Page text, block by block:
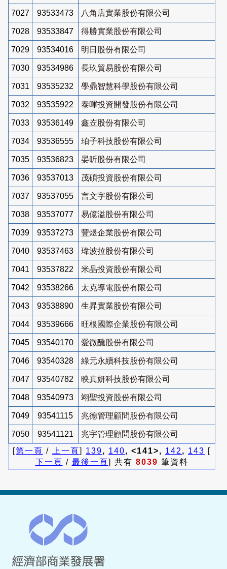
7027 93533473 八角店實業股份有限公司
7028 93533847 得勝實業股份有限公司
7029 93534016 明日股份有限公司
7030 93534986 長玖貿易股份有限公司
7031 93535232 學鼎智慧科學股份有限公司
7032 93535922 泰暉投資開發股份有限公司
7033 93536149 鑫岦股份有限公司
7034 93536555 珀子科技股份有限公司
7035 93536823 晏昕股份有限公司
7036 93537013 茂碩投資股份有限公司
7037 93537055 言文字股份有限公司
7038 93537077 易億溢股份有限公司
7039 93537273 豐煜企業股份有限公司
7040 93537463 瑋波拉股份有限公司
7041 93537822 米晶投資股份有限公司
7042 93538266 太克導電股份有限公司
7043 93538890 生昇實業股份有限公司
7044 93539666 旺根國際企業股份有限公司
7045 93540170 愛微醺股份有限公司
7046 93540328 綠元永續科技股份有限公司
7047 93540782 映真妍科技股份有限公司
7048 93540973 翊聖投資股份有限公司
7049 93541115 兆德管理顧問股份有限公司
7050 93541121
兆宇管理顧問股份有限公司
[第一頁 / 上一頁] 139, 140, <141>, 142 , 143 [
下一頁 / 最後一頁] 共有 8039 筆資料